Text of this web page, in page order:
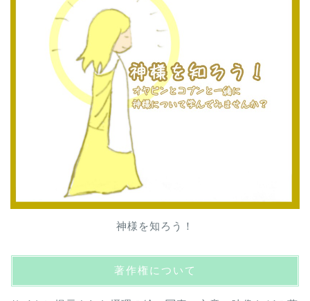
神様を知ろう！
著作権について